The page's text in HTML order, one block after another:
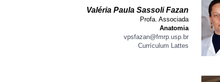
Valéria Paula Sassoli Fazan
Profa. Associada
Anatomia
vpsfazan@fmrp.usp.br
Currículum Lattes